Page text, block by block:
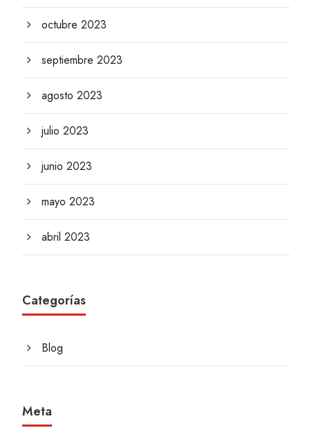
octubre 2023
septiembre 2023
agosto 2023
julio 2023
junio 2023
mayo 2023
abril 2023
Categorías
Blog
Meta